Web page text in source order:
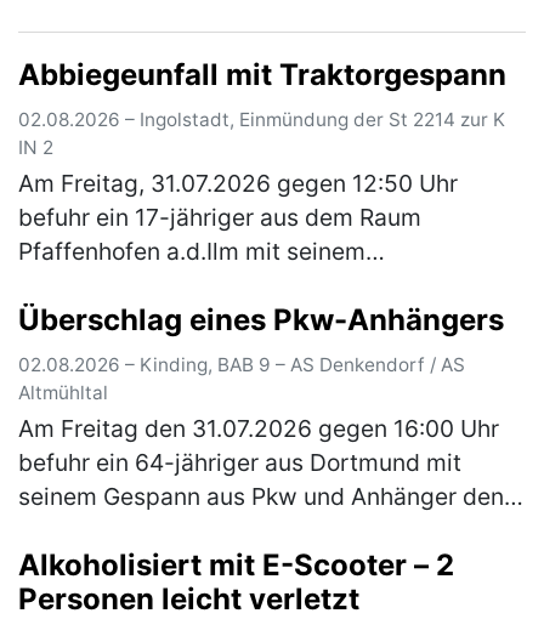
Abbiegeunfall mit Traktorgespann
02.08.2026 – Ingolstadt, Einmündung der St 2214 zur K
IN 2
Am Freitag, 31.07.2026 gegen 12:50 Uhr
befuhr ein 17-jähriger aus dem Raum
Pfaffenhofen a.d.Ilm mit seinem
und zwei Anhänger, die Staatsstraße 2214
von Irgert…(mehr)
Überschlag eines Pkw-Anhängers
02.08.2026 – Kinding, BAB 9 – AS Denkendorf / AS
Altmühltal
Am Freitag den 31.07.2026 gegen 16:00 Uhr
befuhr ein 64-jähriger aus Dortmund mit
seinem Gespann aus Pkw und Anhänger den
Der Anhänger selbst war mit ei…(mehr)
Alkoholisiert mit E-Scooter – 2
Personen leicht verletzt